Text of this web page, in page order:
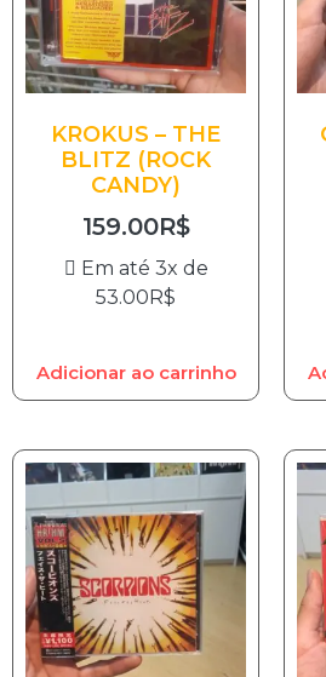
KROKUS – THE
BLITZ (ROCK
CANDY)
159.00R$
Em até 3x de
53.00R$
Adicionar ao carrinho